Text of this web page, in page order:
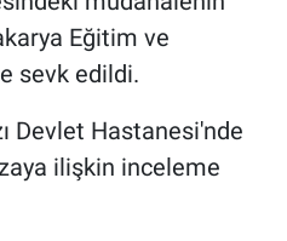
Eğitim ve
sevk edildi.
Devlet Hastanesi'nde
ilişkin inceleme